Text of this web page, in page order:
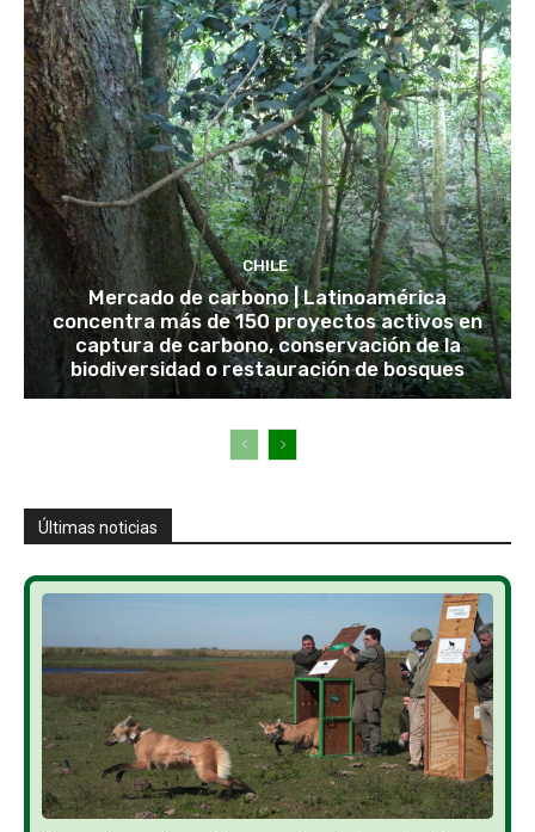
CHILE
Mercado de carbono | Latinoamérica
concentra más de 150 proyectos activos en
captura de carbono, conservación de la
biodiversidad o restauración de bosques
Últimas noticias